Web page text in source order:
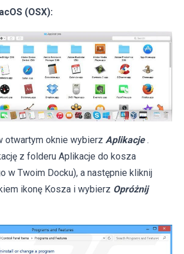
(OSX):
otwartym oknie wybierz Aplikacje .
z folderu Aplikacje do kosza
w Twoim Docku), a następnie kliknij
ikonę Kosza i wybierz Opróżnij